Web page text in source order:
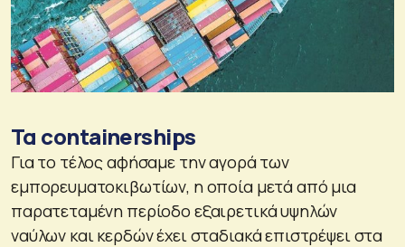
Τα containerships
Για το τέλος αφήσαμε την αγορά των
εμπορευματοκιβωτίων, η οποία μετά από μια
παρατεταμένη περίοδο εξαιρετικά υψηλών
ναύλων και κερδών έχει σταδιακά επιστρέψει στα